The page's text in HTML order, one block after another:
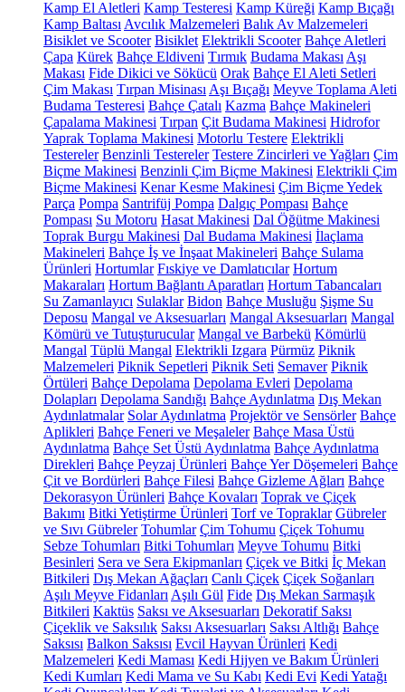
Kamp El Aletleri Kamp Testeresi Kamp Küreği Kamp Bıçağı
Kamp Baltası Avcılık Malzemeleri Balık Av Malzemeleri
Bisiklet ve Scooter Bisiklet Elektrikli Scooter Bahçe Aletleri
Çapa Kürek Bahçe Eldiveni Tırmık Budama Makası Aşı
Makası Fide Dikici ve Sökücü Orak Bahçe El Aleti Setleri
Çim Makası Tırpan Misinası Aşı Bıçağı Meyve Toplama Aleti
Budama Testeresi Bahçe Çatalı Kazma Bahçe Makineleri
Çapalama Makinesi Tırpan Çit Budama Makinesi Hidrofor
Yaprak Toplama Makinesi Motorlu Testere Elektrikli
Testereler Benzinli Testereler Testere Zincirleri ve Yağları Çim
Biçme Makinesi Benzinli Çim Biçme Makinesi Elektrikli Çim
Biçme Makinesi Kenar Kesme Makinesi Çim Biçme Yedek
Parça Pompa Santrifüj Pompa Dalgıç Pompası Bahçe
Pompası Su Motoru Hasat Makinesi Dal Öğütme Makinesi
Toprak Burgu Makinesi Dal Budama Makinesi İlaçlama
Makineleri Bahçe İş ve İnşaat Makineleri Bahçe Sulama
Ürünleri Hortumlar Fıskiye ve Damlatıcılar Hortum
Makaraları Hortum Bağlantı Aparatları Hortum Tabancaları
Su Zamanlayıcı Sulaklar Bidon Bahçe Musluğu Şişme Su
Deposu Mangal ve Aksesuarları Mangal Aksesuarları Mangal
Kömürü ve Tutuşturucular Mangal ve Barbekü Kömürlü
Mangal Tüplü Mangal Elektrikli Izgara Pürmüz Piknik
Malzemeleri Piknik Sepetleri Piknik Seti Semaver Piknik
Örtüleri Bahçe Depolama Depolama Evleri Depolama
Dolapları Depolama Sandığı Bahçe Aydınlatma Dış Mekan
Aydınlatmalar Solar Aydınlatma Projektör ve Sensörler Bahçe
Aplikleri Bahçe Feneri ve Meşaleler Bahçe Masa Üstü
Aydınlatma Bahçe Set Üstü Aydınlatma Bahçe Aydınlatma
Direkleri Bahçe Peyzaj Ürünleri Bahçe Yer Döşemeleri Bahçe
Çit ve Bordürleri Bahçe Filesi Bahçe Gizleme Ağları Bahçe
Dekorasyon Ürünleri Bahçe Kovaları Toprak ve Çiçek
Bakımı Bitki Yetiştirme Ürünleri Torf ve Topraklar Gübreler
ve Sıvı Gübreler Tohumlar Çim Tohumu Çiçek Tohumu
Sebze Tohumları Bitki Tohumları Meyve Tohumu Bitki
Besinleri Sera ve Sera Ekipmanları Çiçek ve Bitki İç Mekan
Bitkileri Dış Mekan Ağaçları Canlı Çiçek Çiçek Soğanları
Aşılı Meyve Fidanları Aşılı Gül Fide Dış Mekan Sarmaşık
Bitkileri Kaktüs Saksı ve Aksesuarları Dekoratif Saksı
Çiçeklik ve Saksılık Saksı Aksesuarları Saksı Altlığı Bahçe
Saksısı Balkon Saksısı Evcil Hayvan Ürünleri Kedi
Malzemeleri Kedi Maması Kedi Hijyen ve Bakım Ürünleri
Kedi Kumları Kedi Mama ve Su Kabı Kedi Evi Kedi Yatağı